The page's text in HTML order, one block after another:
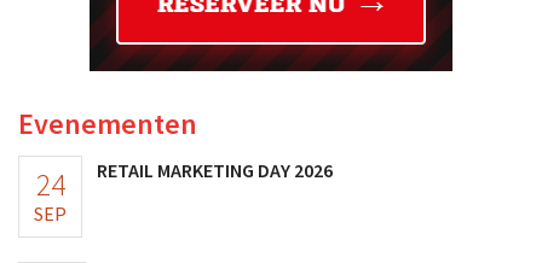
Evenementen
24
SEP
RETAIL MARKETING DAY 2026